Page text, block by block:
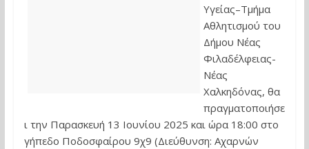
Υγείας–Τμήμα
Αθλητισμού του
Δήμου Νέας
Φιλαδέλφειας-
Νέας
Χαλκηδόνας, θα
πραγματοποιήσε
ι την Παρασκευή 13 Ιουνίου 2025 και ώρα 18:00 στο
γήπεδο Ποδοσφαίρου 9χ9 (Διεύθυνση: Αχαρνών